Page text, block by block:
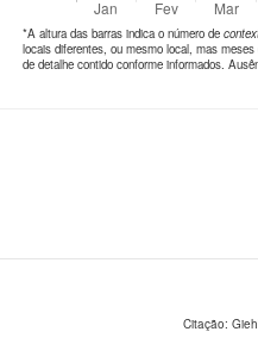
*A altura das barras indica o número de
locais diferentes, ou mesmo local, mas
de detalhe contido conforme informados.
Citação: